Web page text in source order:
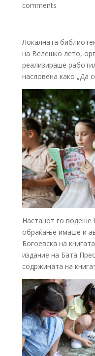
comments
Локалната
на Велешко лето,
реализираше
насловена како „Да
Настанот го водеше
обраќање имаше и
Богоевска на
издание на Бата
содржината на